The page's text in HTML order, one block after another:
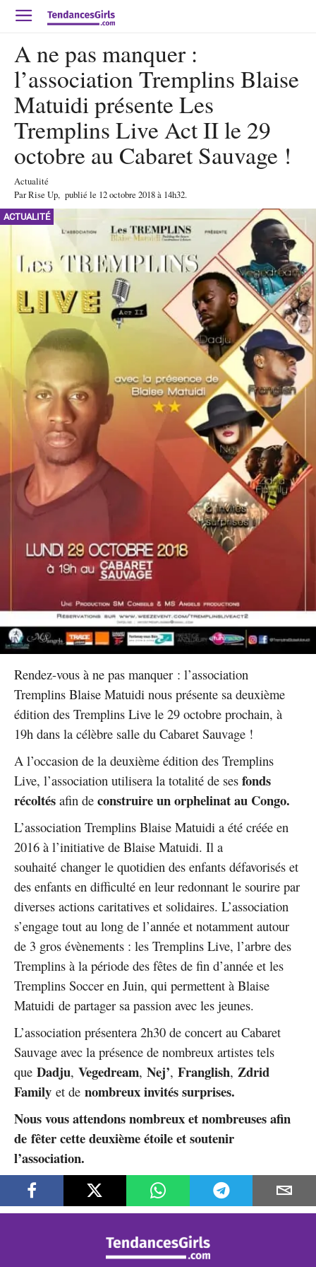
A ne pas manquer :
l’association Tremplins Blaise
Matuidi présente Les
Tremplins Live Act II le 29
octobre au Cabaret Sauvage !
Actualité
ParRise Up, publié le 12 octobre 2018à 14h32.
ACTUALITÉ
Rendez-vous à ne pas manquer : l’association
Tremplins Blaise Matuidi nous présente sa deuxième
édition des Tremplins Live le 29 octobre prochain, à
19h dans la célèbre salle du Cabaret Sauvage !
A l’occasion de la deuxième édition des Tremplins
Live, l’association utilisera la totalité de ses fonds
récoltés afin de construire un orphelinat au Congo.
L’association Tremplins Blaise Matuidi a été créée en
2016 à l’initiative de Blaise Matuidi. Il a
souhaité changer le quotidien des enfants défavorisés et
des enfants en difficulté en leur redonnant le sourire par
diverses actions caritatives et solidaires. L’association
s’engage tout au long de l’année et notamment autour
de 3 gros évènements : les Tremplins Live, l’arbre des
Tremplins à la période des fêtes de fin d’année et les
Tremplins Soccer en Juin, qui permettent à Blaise
Matuidi de partager sa passion avec les jeunes.
L’association présentera 2h30 de concert au Cabaret
Sauvage avec la présence de nombreux artistes tels
que Dadju, Vegedream, Nej’, Franglish, Zdrid
Family et de nombreux invités surprises.
Nous vous attendons nombreux et nombreuses afin
de fêter cette deuxième étoile et soutenir
l’association.